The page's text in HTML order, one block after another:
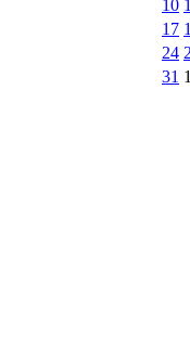
10
17
24
31